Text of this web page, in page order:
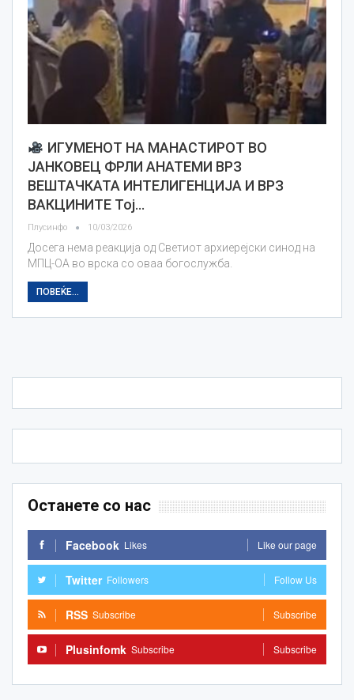
ИГУМЕНОТ НА МАНАСТИРОТ ВО
ЈАНКОВЕЦ ФРЛИ АНАТЕМИ ВРЗ
ВЕШТАЧКАТА ИНТЕЛИГЕНЦИЈА И ВРЗ
ВАКЦИНИТЕ Тој…
Плусинфо 10/03/2026
Досега нема реакција од Светиот архиерејски синод на
МПЦ-ОА во врска со оваа богослужба.
ПОВЕЌЕ...
Останете со нас
Facebook Likes Like our page
Twitter Followers Follow Us
RSS Subscribe Subscribe
Plusinfomk Subscribe Subscribe